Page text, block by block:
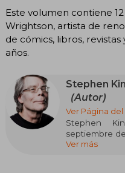
Este volumen contiene
Wrightson, artista de
de cómics, libros,
años.
Stephen
(Autor)
Ver Página
Stephen
septiembre
influyentes
Ver más